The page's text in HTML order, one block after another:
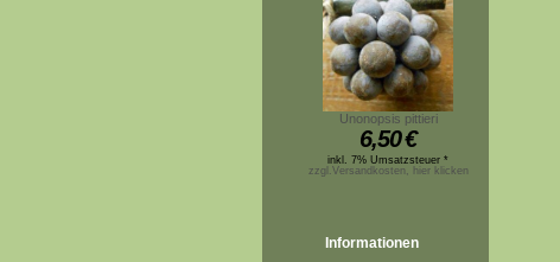
Unonopsis pittieri
6,50€
inkl. 7% Umsatzsteuer *
zzgl.Versandkosten, hier klicken
Informationen